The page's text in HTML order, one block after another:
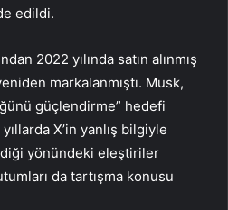
edildi.
2022 yılında satın alınmış
markalanmıştı. Musk,
güçlendirme” hedefi
X’in yanlış bilgiyle
yönündeki eleştiriler
da tartışma konusu